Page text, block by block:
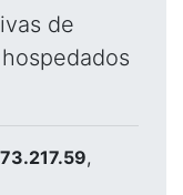
de
,